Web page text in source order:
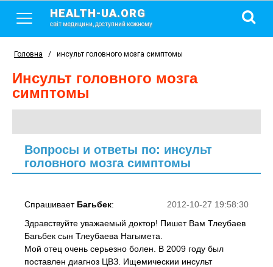
HEALTH-UA.ORG
світ медицини, доступний кожному
Головна / инсульт головного мозга симптомы
инсульт головного мозга
симптомы
Вопросы и ответы по: инсульт
головного мозга симптомы
2012-10-27 19:58:30
Спрашивает Багьбек:
Здравствуйте уважаемый доктор! Пишет Вам Тлеубаев
Багьбек сын Тлеубаева Нагымета.
Мой отец очень серьезно болен. В 2009 году был
поставлен диагноз ЦВЗ. Ищемическии инсульт